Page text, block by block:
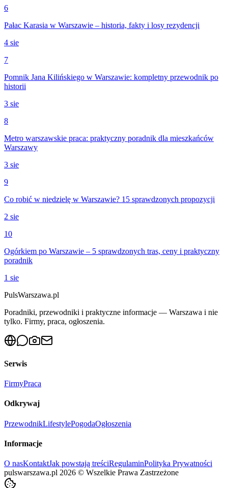
6
Pałac Karasia w Warszawie – historia, fakty i losy rezydencji
4 sie
7
Pomnik Jana Kilińskiego w Warszawie: kompletny przewodnik po
historii
3 sie
8
Metro warszawskie praca: praktyczny poradnik dla mieszkańców
Warszawy
3 sie
9
Co robić w niedzielę w Warszawie? 15 sprawdzonych propozycji
2 sie
10
Ogórkiem po Warszawie – 5 sprawdzonych tras, ceny i praktyczny
poradnik
1 sie
PulsWarszawa.pl
Poradniki, przewodniki i praktyczne informacje — Warszawa i nie
tylko. Firmy, praca, ogłoszenia.
Serwis
FirmyPraca
Odkrywaj
PrzewodnikLifestylePogodaOgłoszenia
Informacje
O nasKontaktJak powstają treściRegulaminPolityka Prywatności
pulswarszawa.pl 2026 © Wszelkie Prawa Zastrzeżone